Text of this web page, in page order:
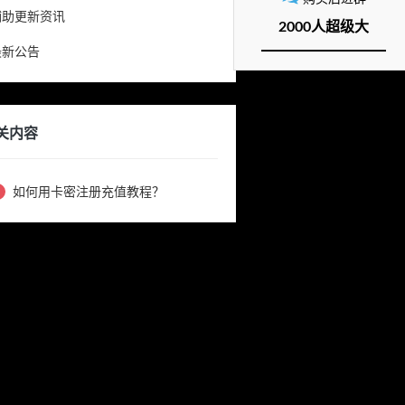
2000人超级大
更新资讯
公告
内容
如何用卡密注册充值教程？